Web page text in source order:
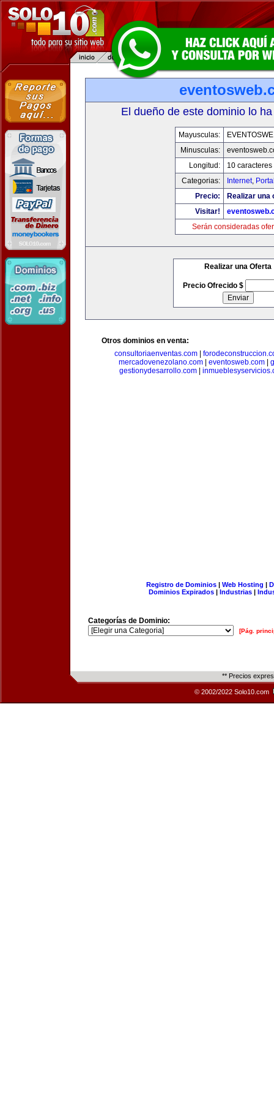
El dueño de este dominio lo
Mayusculas:
Minusculas:
Longitud:
10 caracteres
Categorias:
Internet,
Precio:
Realizar una
Visitar!
Serán consideradas
Realizar una Oferta
Precio Ofrecido $
Otros dominios en venta:
consultoriaenventas.com
mercadovenezolano.com
eventosweb.com
gestionydesarrollo.com
Registro de Dominios| Web Hosting |
Dominios Expirados | Industrias |
Categorías de Dominio:
[Pág.
** Precios
© 2002/2022 Solo10.com